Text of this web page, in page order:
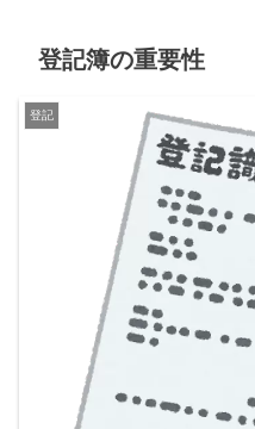
登記簿の重要性
登記